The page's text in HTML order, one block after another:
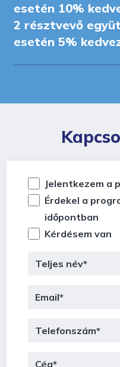
esetén 10%
2 résztvevő
esetén 5%
Jelentkezem a
Érdekel a
időpontban
Kérdésem van